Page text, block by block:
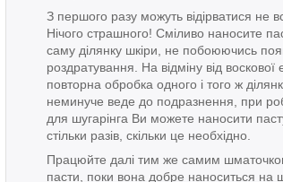
З першого разу можуть відірватися не
Нічого страшного! Сміливо наносите
саму ділянку шкіри, не побоюючись
роздратування. На відміну від воскової
повторна обробка одного і того ж
неминуче веде до подразнення, при
для шугарінга Ви можете наносити
стільки разів, скільки це необхідно.
Працюйте далі тим же самим
пасти, поки вона добре наноситься на